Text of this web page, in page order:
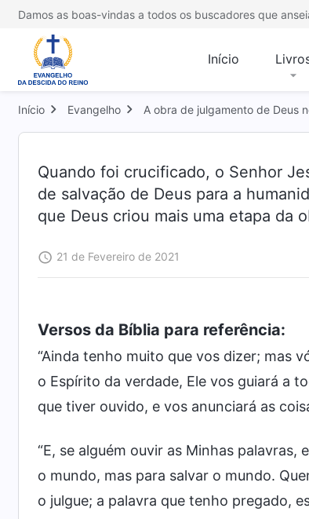
Damos as boas-vindas a todos os buscadores que
Início
Início Evangelho A obra de julgamento de Deus
Quando foi crucificado, o Senhor
de salvação de Deus para a
que Deus criou mais uma etapa da
21 de Fevereiro de 2021
Versos da Bíblia para referência:
“Ainda tenho muito que vos dizer; mas
o Espírito da verdade, Ele vos guiará a
que tiver ouvido, e vos anunciará as
“E, se alguém ouvir as Minhas palavras,
o mundo, mas para salvar o mundo.
o julgue; a palavra que tenho pregado,